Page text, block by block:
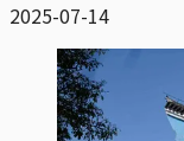
2025-07-14